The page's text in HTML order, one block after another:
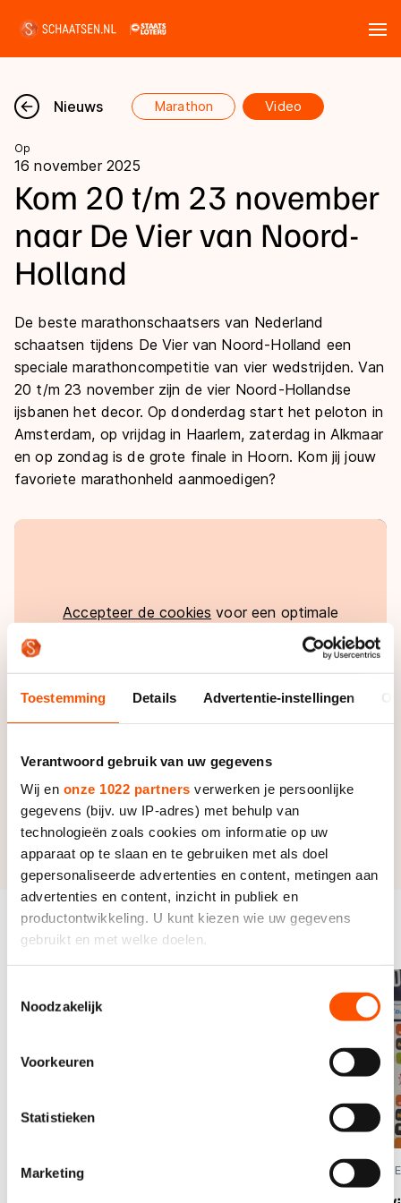
Toestemming Details Advertentie-instellingen
Verantwoord gebruik van uw gegevens
Wij en onze 1022 partners verwerken je persoonlijke
gegevens (bijv. uw IP-adres) met behulp van
technologieën zoals cookies om informatie op uw
apparaat op te slaan en te gebruiken met als doel
gepersonaliseerde advertenties en content, metingen aan
advertenties en content, inzicht in publiek en
productontwikkeling. U kunt kiezen wie uw gegevens
gebruikt en met welke doelen.
Informatie verzamelen over uw geografische locatie,
Uw apparaat identificeren door het actief te scannen
op specifieke eigenschappen (fingerprinting)
verwerkt en stel uw voorkeuren in het
detailgedeelte in.
Noodzakelijk
Voorkeuren
Statistieken
Marketing
Nieuws
Kalender
Disciplines
Marathon
Shorttrack
Inlineskaten
Kunstschaatsen
Schoonrijden
Natuurijs
Uitslagen
Langebaan
Shorttrack
Marathon
Inlineskaten
Kunstschaatsen
Tijden & historie
Ranglijsten Langebaan
Persoonlijke records & tijden
Historie & statistiek
De weg op
Inschrijven wedstrijden
Algemene Nederlandse Schaatstijd
Schaatsfans
Olympische Spelen
Medaillespiegel
Olympische uitslagen
Van Jong tot Goud verhalen
Nieuws Marathon Video
Op
16 november 2025
Kom 20 t/m 23 november
naar De Vier van Noord-
Holland
De beste marathonschaatsers van Nederland
schaatsen tijdens De Vier van Noord-Holland een
speciale marathoncompetitie van vier wedstrijden. Van
20 t/m 23 november zijn de vier Noord-Hollandse
ijsbanen het decor. Op donderdag start het peloton in
Amsterdam, op vrijdag in Haarlem, zaterdag in Alkmaar
en op zondag is de grote finale in Hoorn. Kom jij jouw
favoriete marathonheld aanmoedigen?
Accepteer de cookies voor een optimale
De Vier van Noord-Holland vind jehier. Wil je direct
tickets kopen? Dat kan via
schaatsen.nl/ticketsmarathon.
Meer van dit
01:20
26 NOVEMBER 2025 17